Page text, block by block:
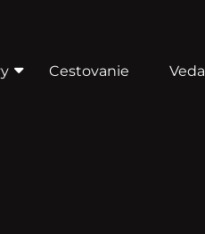
Cestovanie Veda